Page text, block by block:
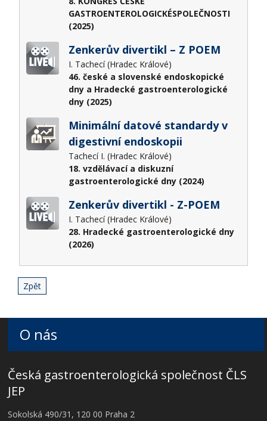
GASTROENTEROLOGICKÉSPOLEČNOSTI
(2025)
Zenkerův divertikl – Z POEM
I. Tachecí (Hradec Králové)
46. české a slovenské endoskopické
dny a Hradecké gastroenterologické
dny (2025)
Minimální datové standardy v
digestivní endoskopii
Tachecí I. (Hradec Králové)
18. vzdělávací a diskuzní
gastroenterologické dny (2024)
Zenkerův divertikl - Z-POEM
I. Tachecí (Hradec Králové)
28. Hradecké gastroenterologické dny
(2026)
Zpět
O nás
Česká gastroenterologická společnost ČLS
JEP
Sokolská 490/31, 120 00 Praha 2